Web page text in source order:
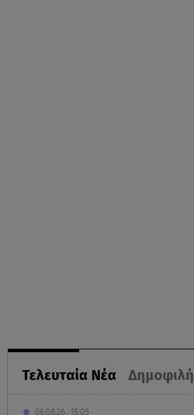
Τελευταία Νέα Δημοφιλή
06.08.26 , 15:05